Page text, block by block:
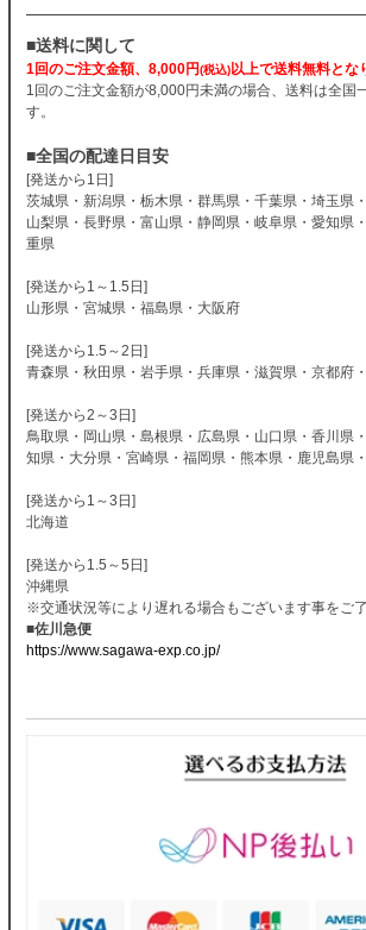
■送料に関して
1回のご注文金額、8,000円(税込)以上で送料無料とな
1回のご注文金額が8,000円未満の場合、送料は全国
す。
■全国の配達日目安
[発送から1日]
茨城県・新潟県・栃木県・群馬県・千葉県・埼玉県
山梨県・長野県・富山県・静岡県・岐阜県・愛知県
重県
[発送から1～1.5日]
山形県・宮城県・福島県・大阪府
[発送から1.5～2日]
青森県・秋田県・岩手県・兵庫県・滋賀県・京都府
[発送から2～3日]
鳥取県・岡山県・島根県・広島県・山口県・香川県
知県・大分県・宮崎県・福岡県・熊本県・鹿児島県
[発送から1～3日]
北海道
[発送から1.5～5日]
沖縄県
※交通状況等により遅れる場合もございます事をご
■佐川急便
https://www.sagawa-exp.co.jp/